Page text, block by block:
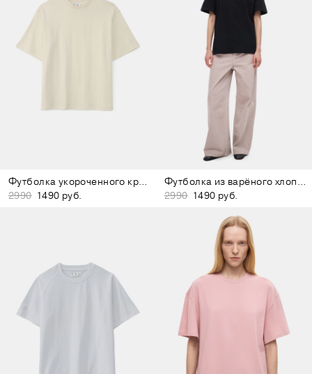
Футболка укороченного кроя молочная
2990 1490 руб.
Футболка из варёного хлопка чёрная
2990 1490 руб.